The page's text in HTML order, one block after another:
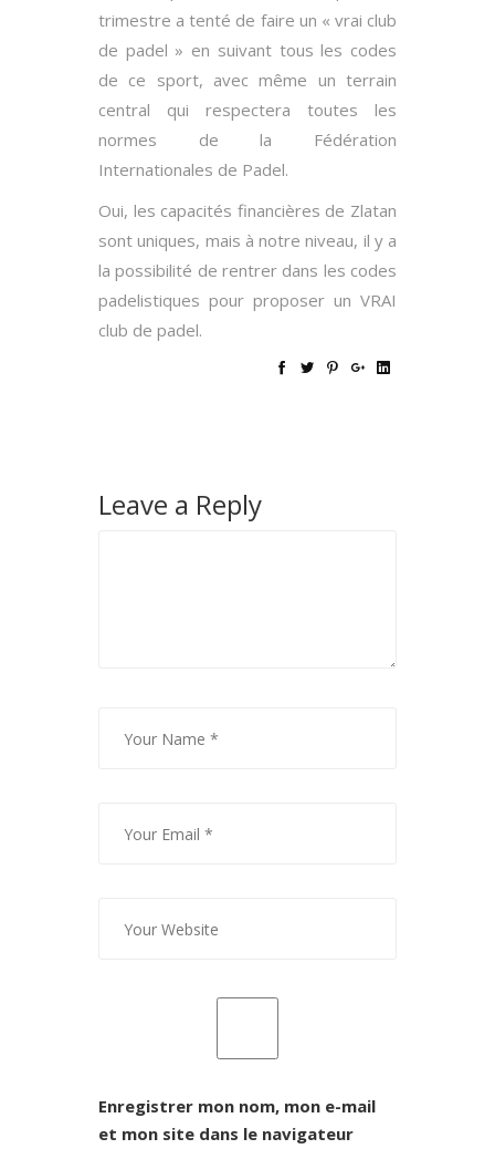
trimestre a tenté de faire un « vrai club
de padel » en suivant tous les codes
de ce sport, avec même un terrain
central qui respectera toutes les
normes de la Fédération
Internationales de Padel.
Oui, les capacités financières de Zlatan
sont uniques, mais à notre niveau, il y a
la possibilité de rentrer dans les codes
padelistiques pour proposer un VRAI
club de padel.
Leave a Reply
Enregistrer mon nom, mon e-mail
et mon site dans le navigateur